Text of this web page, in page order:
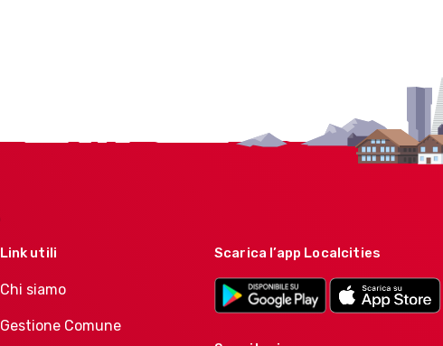
Link utili
Chi siamo
Gestione Comune
Scarica l’app Localcities